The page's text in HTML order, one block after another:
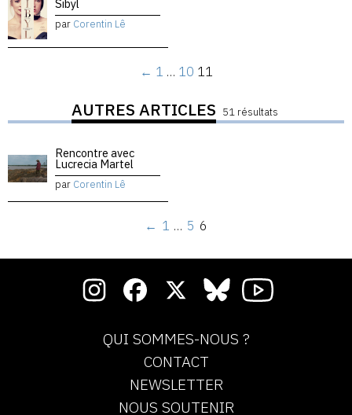
Sibyl
par Corentin Lê
← 1 … 10 11
AUTRES ARTICLES 51 résultats
Rencontre avec
Lucrecia Martel
par Corentin Lê
← 1 … 5 6
QUI SOMMES-NOUS ?
CONTACT
NEWSLETTER
NOUS SOUTENIR